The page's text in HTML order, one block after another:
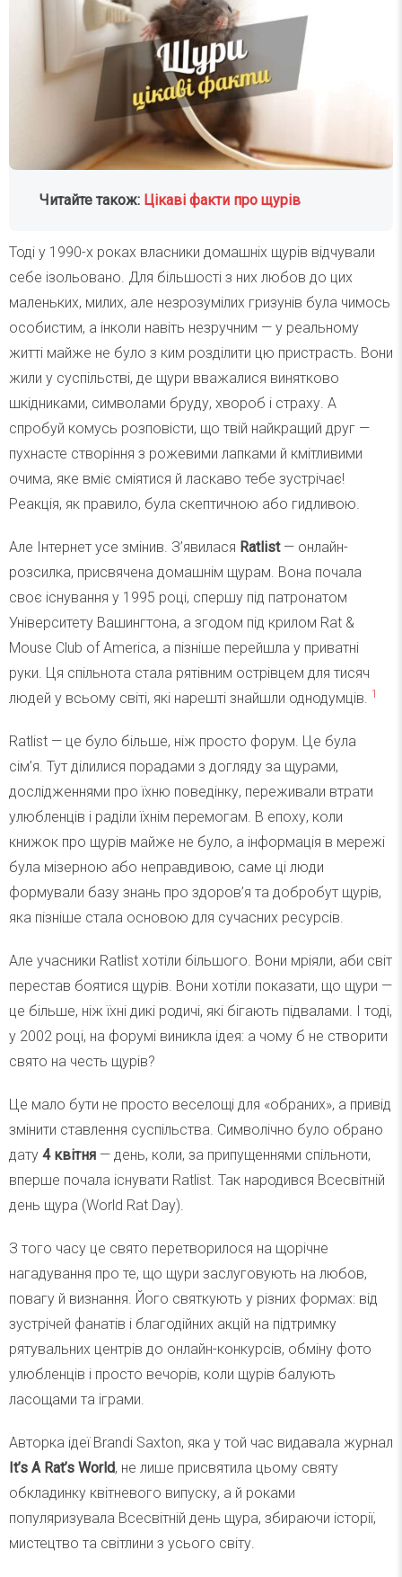
Читайте також: Цікаві факти про щурів
Тоді у 1990-х роках власники домашніх щурів відчували
себе ізольовано. Для більшості з них любов до цих
маленьких, милих, але незрозумілих гризунів була чимось
особистим, а інколи навіть незручним — у реальному
житті майже не було з ким розділити цю пристрасть. Вони
жили у суспільстві, де щури вважалися винятково
шкідниками, символами бруду, хвороб і страху. А
спробуй комусь розповісти, що твій найкращий друг —
пухнасте створіння з рожевими лапками й кмітливими
очима, яке вміє сміятися й ласкаво тебе зустрічає!
Реакція, як правило, була скептичною або гидливою.
Але Інтернет усе змінив. З’явилася Ratlist— онлайн-
розсилка, присвячена домашнім щурам. Вона почала
своє існування у 1995 році, спершу під патронатом
Університету Вашингтона, а згодом під крилом Rat &
Mouse Club of America, а пізніше перейшла у приватні
руки. Ця спільнота стала рятівним острівцем для тисяч
людей у всьому світі, які нарешті знайшли однодумців. 1
Ratlist — це було більше, ніж просто форум. Це була
сім’я. Тут ділилися порадами з догляду за щурами,
дослідженнями про їхню поведінку, переживали втрати
улюбленців і раділи їхнім перемогам. В епоху, коли
книжок про щурів майже не було, а інформація в мережі
була мізерною або неправдивою, саме ці люди
формували базу знань про здоров’я та добробут щурів,
яка пізніше стала основою для сучасних ресурсів.
Але учасники Ratlist хотіли більшого. Вони мріяли, аби світ
перестав боятися щурів. Вони хотіли показати, що щури —
це більше, ніж їхні дикі родичі, які бігають підвалами. І тоді,
у 2002 році, на форумі виникла ідея: а чому б не створити
свято на честь щурів?
Це мало бути не просто веселощі для «обраних», а привід
змінити ставлення суспільства. Символічно було обрано
дату 4 квітня — день, коли, за припущеннями спільноти,
вперше почала існувати Ratlist. Так народився Всесвітній
день щура (World Rat Day).
З того часу це свято перетворилося на щорічне
нагадування про те, що щури заслуговують на любов,
повагу й визнання. Його святкують у різних формах: від
зустрічей фанатів і благодійних акцій на підтримку
рятувальних центрів до онлайн-конкурсів, обміну фото
улюбленців і просто вечорів, коли щурів балують
ласощами та іграми.
Авторка ідеї Brandi Saxton, яка у той час видавала журнал
It’s A Rat’s World, не лише присвятила цьому святу
обкладинку квітневого випуску, а й роками
популяризувала Всесвітній день щура, збираючи історії,
мистецтво та світлини з усього світу.